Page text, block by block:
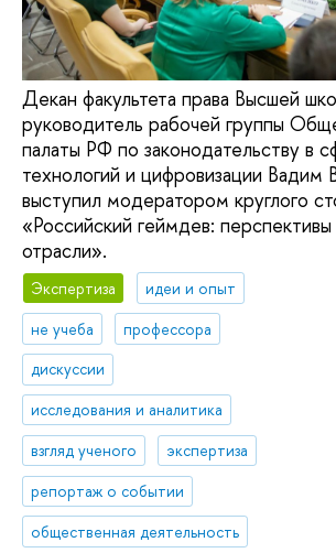
Декан факультета права Высшей
руководитель рабочей группы
палаты РФ по законодательству в
технологий и цифровизации Вадим
выступил модератором круглого
«Российский геймдев: перспективы
отрасли».
Экспертиза
идеи и опыт
не учеба
профессора
дискуссии
исследования и аналитика
взгляд ученого
экспертиза
репортаж о событии
общественная деятельность